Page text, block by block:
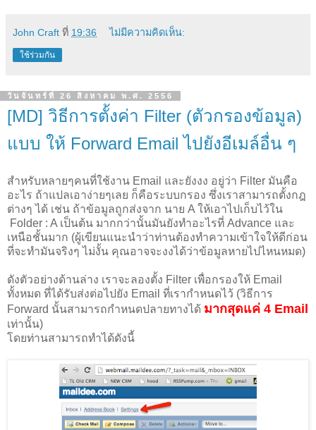
John Craft ที่ 19:36 ไม่มีความคิดเห็น:
ใช้ร่วมกัน
วันจันทร์ที่ 26 สิงหาคม พ.ศ. 2556
[MD] วิธีการตั้งค่า Filter (ตัวกรองข้อมูล)
แบบ ให้ Forward Email ไปยังอีเมล์อื่น ๆ
สำหรับหลายๆคนที่ใช้งาน Email และยังงง อยู่ว่า Filter มันคือ
อะไร ถ้าแปลเอาง่ายๆเลย ก็คือระบบกรอง ซึ่งเราสามารถตั้งกฎ
ต่างๆ ได้ เช่น ถ้าข้อมูลถูกส่งจาก นาย A ให้เอาไปเก็บไว้ใน
Folder : A เป็นต้น มากกว่านั้นมันยังทำอะไรที่ Advance และ
เหนือชั้นมาก (ผู้เขียนแนะนำว่าท่านต้องทำความเข้าใจให้ดีก่อน
ที่จะทำมันจริงๆ ไม่งั้น คุณอาจจะงงได้ว่าข้อมูลหายไปไหนหมด)
ดังตัวอย่างด้านล่าง เราจะลองตั้ง Filter เพื่อกรองให้ Email
ทั้งหมด ที่ได้รับส่งต่อไปยัง Email ที่เรากำหนดไว้ (วิธีการ
Forward นั้นสามารถกำหนดปลายทางได้ มากสุดแค่ 4 Email
เท่านั้น)
โดยท่านสามารถทำได้ดังนี้